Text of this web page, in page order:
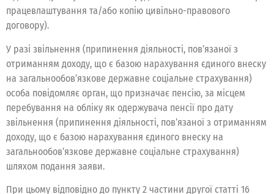
працевлаштування та/або копію цивільно-правового
договору).
У разі звільнення (припинення діяльності, пов’язаної з
отриманням доходу, що є базою нарахування єдиного внеску
на загальнообов’язкове державне соціальне страхування)
особа повідомляє орган, що призначає пенсію, за місцем
перебування на обліку як одержувача пенсії про дату
звільнення (припинення діяльності, пов’язаної з отриманням
доходу, що є базою нарахування єдиного внеску на
загальнообов’язкове державне соціальне страхування)
шляхом подання заяви.
При цьому відповідно до пункту 2 частини другої статті 16